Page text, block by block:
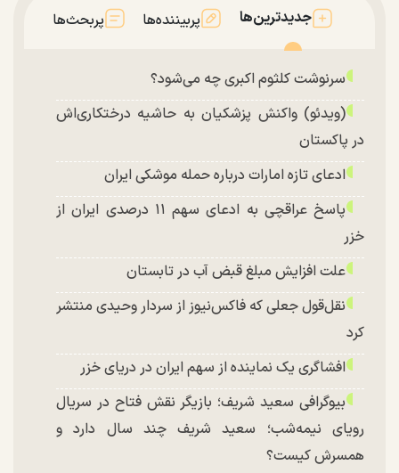
جدیدترین‌ها پربیننده‌ها پربحث‌ها
سرنوشت کلثوم اکبری چه می‌شود؟
(ویدئو) واکنش پزشکیان به حاشیه درختکاری‌اش
در پاکستان
ادعای تازه امارات درباره حمله موشکی ایران
پاسخ عراقچی به ادعای سهم ۱۱ درصدی ایران از
خزر
علت افزایش مبلغ قبض آب در تابستان
نقل‌قول جعلی که فاکس‌نیوز از سردار وحیدی منتشر
کرد
افشاگری یک نماینده از سهم ایران در دریای خزر
بیوگرافی سعید شریف؛ بازیگر نقش فتاح در سریال
رویای نیمه‌شب؛ سعید شریف چند سال دارد و
همسرش کیست؟